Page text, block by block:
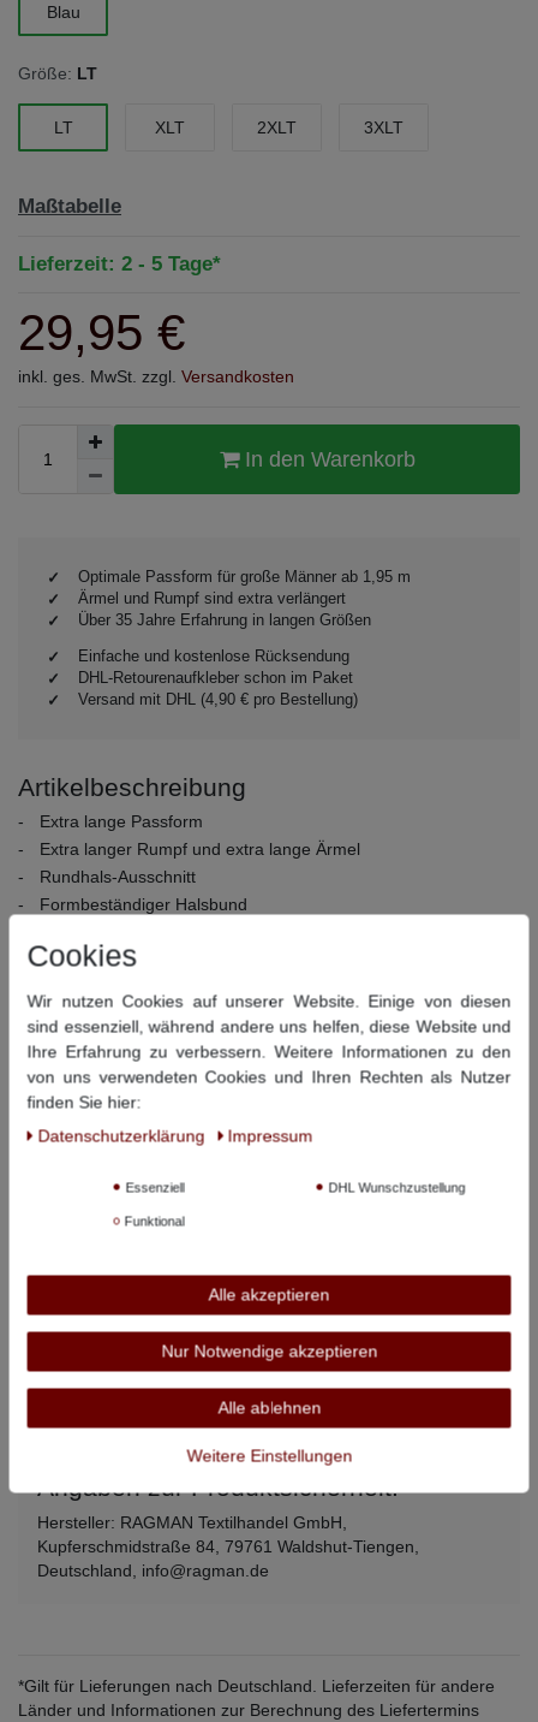
Blau
Größe: LT
LT XLT 2XLT 3XLT
Maßtabelle
Lieferzeit: 2 - 5 Tage*
29,95 €
inkl. ges. MwSt. zzgl. Versandkosten
In den Warenkorb
Optimale Passform für große Männer ab 1,95 m
Ärmel und Rumpf sind extra verlängert
Über 35 Jahre Erfahrung in langen Größen
Einfache und kostenlose Rücksendung
DHL-Retourenaufkleber schon im Paket
Versand mit DHL (4,90 € pro Bestellung)
Artikelbeschreibung
Extra lange Passform
Extra langer Rumpf und extra lange Ärmel
Rundhals-Ausschnitt
Formbeständiger Halsbund
Material: 100% Baumwolle
Pflegehinweise:40° Wäsche, nicht bleichen, nicht
Trommeltrocknen, bügeln bei niedriger Temperatur, chemisch
reinigen
Dieser Artikel hat folgende Maße:
120 cm 83 cm
3XLT 128 cm 85 cm 74 cm
Alle angegebenen Maße beziehen sich auf den Artikel, nicht auf
so messen Sie richtig.
Angaben zur Produktsicherheit:
Hersteller: RAGMAN Textilhandel GmbH,
Kupferschmidstraße 84, 79761 Waldshut-Tiengen,
Deutschland, info@ragman.de
*Gilt für Lieferungen nach Deutschland. Lieferzeiten für andere
Länder und Informationen zur Berechnung des Liefertermins
Cookies
Wir nutzen Cookies auf unserer Website. Einige von diesen
sind essenziell, während andere uns helfen, diese Website und
Ihre Erfahrung zu verbessern. Weitere Informationen zu den
von uns verwendeten Cookies und Ihren Rechten als Nutzer
finden Sie hier:
Daten­schutz­erklärung
Impressum
Essenziell DHL Wunschzustellung
Funktional
Alle akzeptieren
Nur Notwendige akzeptieren
Alle ablehnen
Weitere Einstellungen